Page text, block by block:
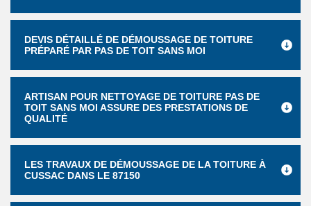
DEVIS DÉTAILLÉ DE DÉMOUSSAGE DE TOITURE
PRÉPARÉ PAR PAS DE TOIT SANS MOI
ARTISAN POUR NETTOYAGE DE TOITURE PAS DE
TOIT SANS MOI ASSURE DES PRESTATIONS DE
QUALITÉ
LES TRAVAUX DE DÉMOUSSAGE DE LA TOITURE À
CUSSAC DANS LE 87150